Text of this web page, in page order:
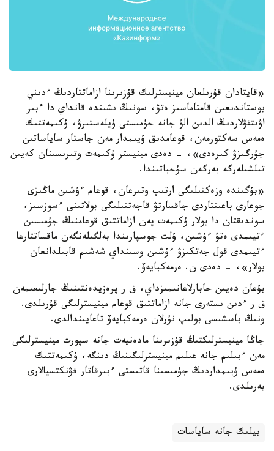
«قايتادان قۇرىلعان مينيسترلىك قۇزىرىنا ازاماتتاردىڭ ءدىني
بوستاندىعىن قامتاماسىز ەتۋ، سونىڭ ىشىندە قانداي دا ءبىر
اۋىتقۋلاردىڭ الدىن الۋ جانە جۇمىستى ۇيلەستىرۋ، ۇكىمەتتىك
ەمەس سەكتورمەن، قوعامدىق ۇيىمدار مەن جاستار ساياساتىن
جۇرگىزۋ كىرەدى»، - دەدى مينيستر ۇكىمەت وتىرىسىنان كەيىن
تىلشىلەرگە بەرگەن سۇحباتىندا.
«بۇگىندە وزەكتىلىگى ارتىپ وتىرعان، قوعام ءۇشىن ماڭىزى
جوعارى باعىتتاردى جاقسارتۋ قاجەتتىلىگى بولاتىنى ءسوزسىز،
سوندىقتان دا بولار ۇكىمەت پەن ازاماتتىق قوعامنىڭ جۇمىسىن
ءتيىمدى ەتۋ ءۇشىن، ۇلت جوسپارىندا بەلگىلەنگەن ماقساتتارعا
ءتيىمدى قول جەتكىزۋ ءۇشىن وسىنداي شەشىم قابىلدانعان
بولار»، - دەدى ن. ەرمەكبايەۆ.
بۇعان دەيىن حابارلاعانىمىزداي، ق ر پرەزيدەنتىنىڭ جارلىعىمەن
ق ر ءدىن ىستەرى جانە ازاماتتىق قوعام مينيسترلىگى قۇرىلدى.
ونىڭ باسشىسى بولىپ نۇرلان ەرمەكبايەۆ تاعايىندالدى.
جاڭا مينيسترلىكتىڭ قۇزىرىنا مادەنيەت جانە سپورت مينيسترلىگى
مەن ءبىلىم جانە عىلىم مينيسترلىگىنىڭ دىنگە، ۇكىمەتتىك
ەمەس ۇيىمداردىڭ جۇمىسىنا قاتىستى ءبىرقاتار فۋنكتسيالارى
بەرىلدى.
بيلىك جانە ساياسات